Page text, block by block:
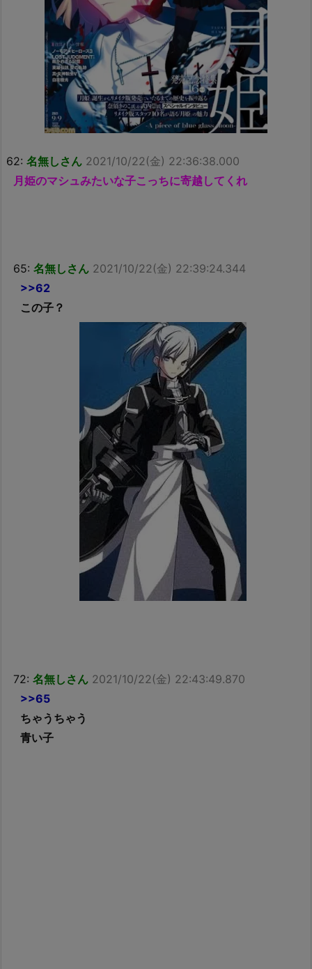
62: 名無しさん 2021/10/22(金) 22:36:38.000
月姫のマシュみたいな子こっちに寄越してくれ
65: 名無しさん 2021/10/22(金) 22:39:24.344
>>62
この子？
72: 名無しさん 2021/10/22(金) 22:43:49.870
>>65
ちゃうちゃう
青い子